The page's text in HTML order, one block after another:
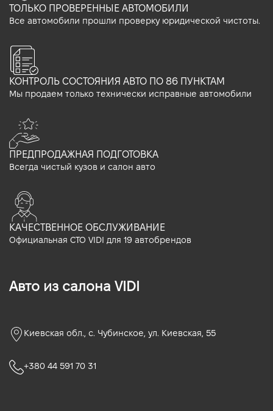
ТОЛЬКО ПРОВЕРЕННЫЕ АВТОМОБИЛИ
Все автомобили прошли проверку юридической чистоты.
КОНТРОЛЬ СОСТОЯНИЯ АВТО ПО 86 ПУНКТАМ
Мы продаем только технически исправные автомобили
ПРЕДПРОДАЖНАЯ ПОДГОТОВКА
Всегда чистый кузов и салон авто
КАЧЕСТВЕННОЕ ОБСЛУЖИВАНИЕ
Официальная СТО VIDI для 19 автобрендов
Авто из салона VIDI
Киевская обл., c. Чубинское, ул. Киевская, 55
+380 44 591 70 31